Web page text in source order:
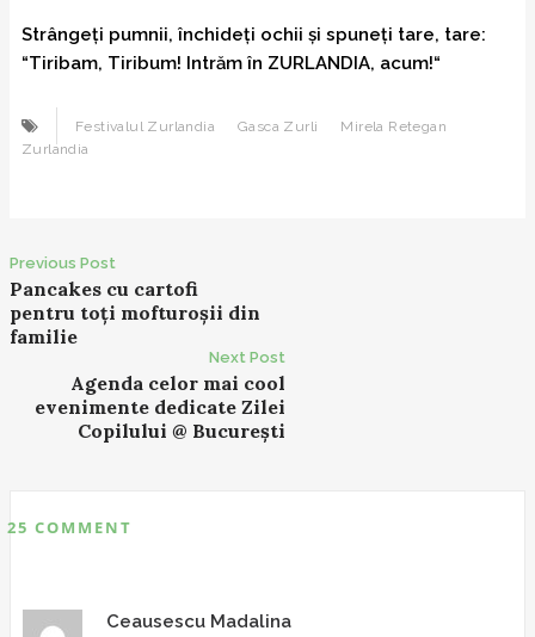
Strângeți pumnii, închideți ochii și spuneți tare, tare:
“Tiribam, Tiribum! Intrăm în ZURLANDIA, acum!“
Festivalul Zurlandia Gasca Zurli
Mirela Retegan
Zurlandia
P
o
s
g
Previous Post
Pancakes cu cartofi
pentru toți mofturoșii din
familie
Next Post
Agenda celor mai cool
evenimente dedicate Zilei
Copilului @ București
25 COMMENT
Ceausescu Madalina